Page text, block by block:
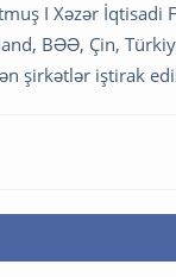
I Xəzər İqtisadi
BƏƏ, Çin,
şirkətlər iştirak